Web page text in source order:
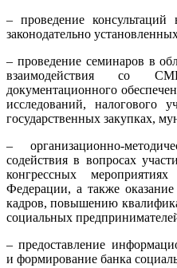
– проведение
законодательно
– проведение семинаров в
взаимодействия со
документационного
исследований, налогового
государственных закупках,
– организационно-
содействия в вопросах
конгрессных
Федерации, а также
кадров, повышению
социальных
– предоставление
и формирование банка